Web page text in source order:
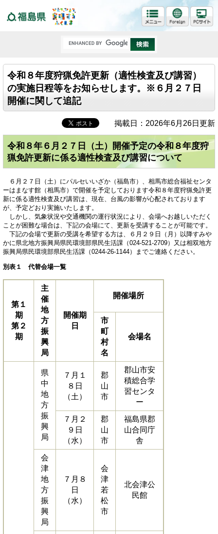
令和８年度狩猟免許更新（適性検査及び講習）
の実施日程等をお知らせします。※６月２７日
開催に関して追記
掲載日：2026年6月26日更新
令和８年６月２７日（土）開催予定の令和８年度狩
猟免許更新に係る適性検査及び講習について
６月２７日（土）にパルセいいざか（福島市）、相馬市総合福祉センタ
ーはまなす館（相馬市）で開催を予定しております令和８年度狩猟免許更
新に係る適性検査及び講習は、現在、台風の影響が心配されております
が、予定どおり実施いたします。
しかし、気象状況や交通機関の運行状況により、会場へお越しいただく
ことが困難な場合は、下記の会場にて、更新を受講することが可能です。
下記の会場で更新の受講を希望する方は、６月２９日（月）以降すみや
かに県北地方振興局県民環境部県民生活課（024-521-2709）又は相双地方
振興局県民環境部県民生活課（0244-26-1144）までご連絡ください。
別表１ 代替会場一覧
第１
期
第２
期
主
催
地
方
振
興
局
開催期
日
開催場所
市
町
村
名
会場名
県
中
地
方
振
興
局
７月１
８日
（土）
郡
山
市
郡山市安
積総合学
習センタ
ー
７月２
９日
（水）
郡
山
市
福島県郡
山合同庁
舎
会
津
地
方
振
興
局
７月８
日
（水）
会
津
若
松
市
北会津公
民館